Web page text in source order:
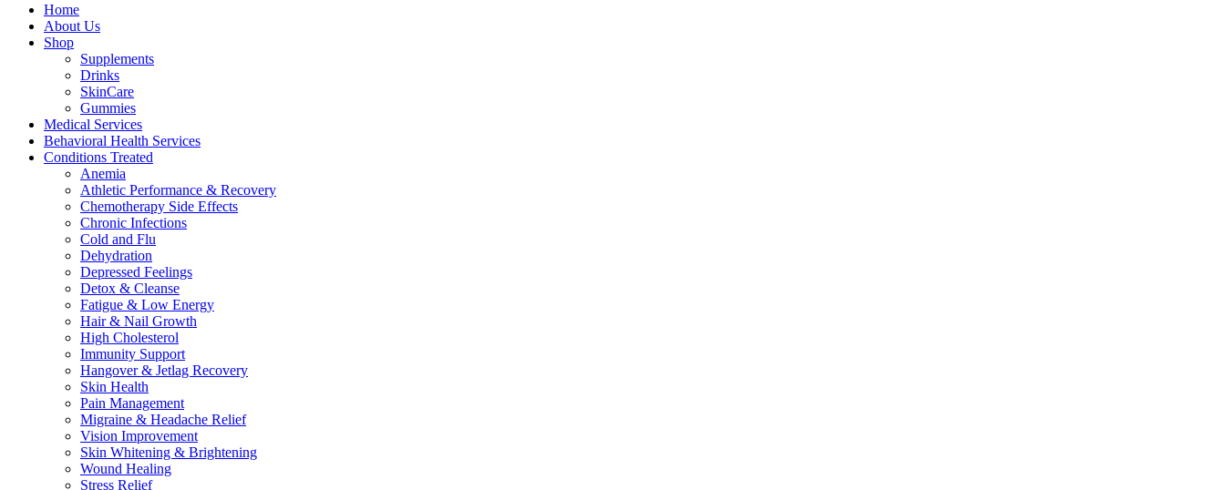
Home
About Us
Shop
Supplements
Drinks
SkinCare
Gummies
Medical Services
Behavioral Health Services
Conditions Treated
Anemia
Athletic Performance & Recovery
Chemotherapy Side Effects
Chronic Infections
Cold and Flu
Dehydration
Depressed Feelings
Detox & Cleanse
Fatigue & Low Energy
Hair & Nail Growth
High Cholesterol
Immunity Support
Hangover & Jetlag Recovery
Skin Health
Pain Management
Migraine & Headache Relief
Vision Improvement
Skin Whitening & Brightening
Wound Healing
Stress Relief